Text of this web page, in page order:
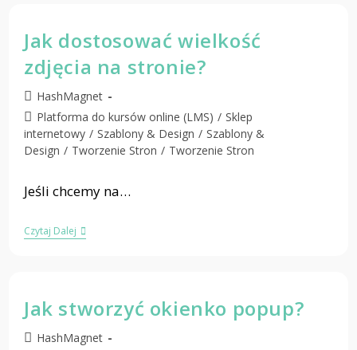
Jak dostosować wielkość
zdjęcia na stronie?
HashMagnet
Platforma do kursów online (LMS) / Sklep
internetowy / Szablony & Design / Szablony &
Design / Tworzenie Stron / Tworzenie Stron
Jeśli chcemy na…
Czytaj Dalej
Jak stworzyć okienko popup?
HashMagnet